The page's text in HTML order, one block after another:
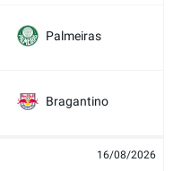
Palmeiras
Bragantino
16/08/2026